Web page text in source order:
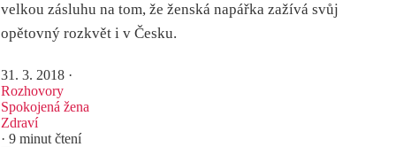
velkou zásluhu na tom, že ženská napářka zažívá svůj
opětovný rozkvět i v Česku.
31. 3. 2018 ·
Rozhovory
Spokojená žena
Zdraví
· 9 minut čtení